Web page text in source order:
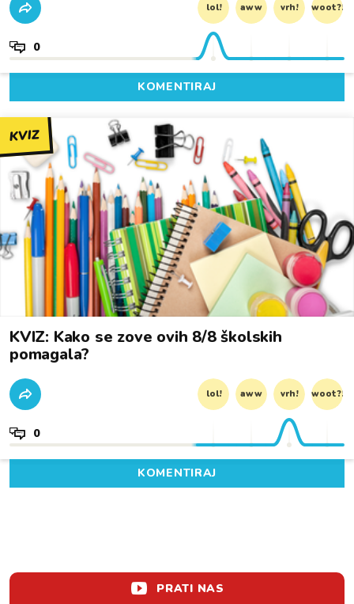
lol! aww vrh! woot?!
0
KOMENTIRAJ
KVIZ
KVIZ: Kako se zove ovih 8/8 školskih
pomagala?
lol! aww vrh! woot?!
0
KOMENTIRAJ
PRATI NAS